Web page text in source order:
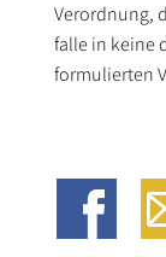
Verordnung,
falle in keine
formulierten